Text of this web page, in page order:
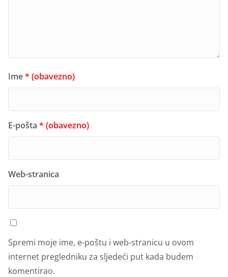
Ime* (obavezno)
E-pošta * (obavezno)
Web-stranica
Spremi moje ime, e-poštu i web-stranicu u ovom
internet pregledniku za sljedeći put kada budem
komentirao.